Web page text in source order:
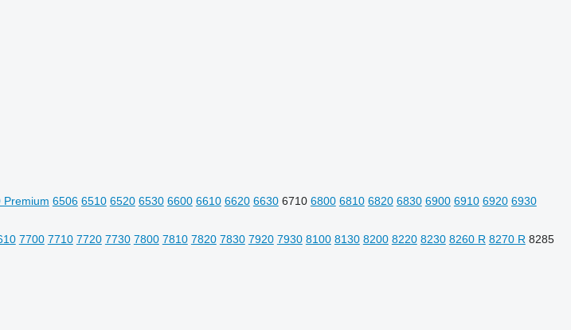
Premium 6506 6510 6520 6530 6600 6610 6620 6630 6710 6800 6810 6820 6830 6900 6910 6920 6930
7700 7710 7720 7730 7800 7810 7820 7830 7920 7930 8100 8130 8200 8220 8230 8260 R 8270 R 8285